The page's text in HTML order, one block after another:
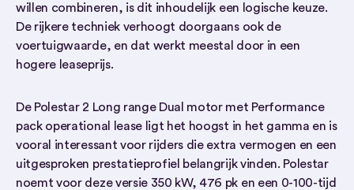
willen combineren, is dit inhoudelijk een logische keuze.
De rijkere techniek verhoogt doorgaans ook de
voertuigwaarde, en dat werkt meestal door in een
hogere leaseprijs.
De Polestar 2 Long range Dual motor met Performance
pack operational lease ligt het hoogst in het gamma en is
vooral interessant voor rijders die extra vermogen en een
uitgesproken prestatieprofiel belangrijk vinden. Polestar
noemt voor deze versie 350 kW, 476 pk en een 0-100-tijd